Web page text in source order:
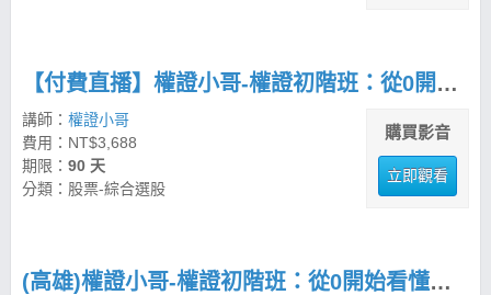
【付費直播】權證小哥-權證初階班：從0開始看懂權證，建立挑選與避雷能力
講師： 權證小哥
費用：NT$3,688
期限： 90 天
分類：股票-綜合選股
購買影音
立即觀看
(高雄)權證小哥-權證初階班：從0開始看懂權證，建立挑選與避雷能力